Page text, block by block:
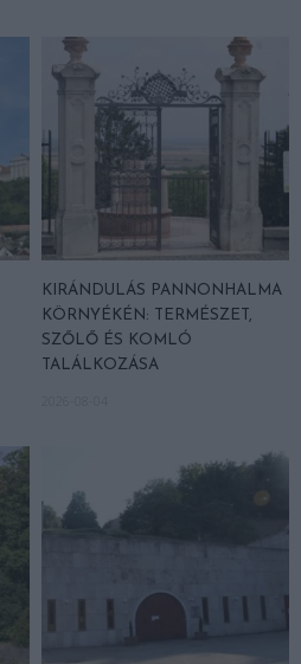
KIRÁNDULÁS PANNONHALMA
KÖRNYÉKÉN: TERMÉSZET,
SZŐLŐ ÉS KOMLÓ
TALÁLKOZÁSA